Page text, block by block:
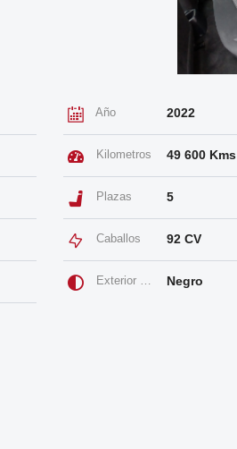
Año 2022
Kilometros 49 600 Kms
Plazas 5
Caballos 92 CV
Exterior Color Negro